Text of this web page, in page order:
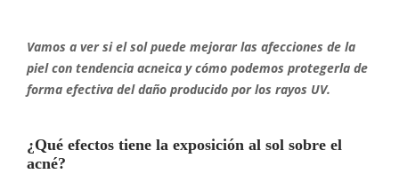
Vamos a ver si el sol puede mejorar las afecciones de la
piel con tendencia acneica y cómo podemos protegerla de
forma efectiva del daño producido por los rayos UV.
¿Qué efectos tiene la exposición al sol sobre el
acné?